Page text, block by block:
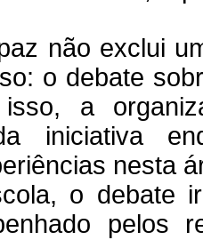
não exclui
o debate
a
iniciativa
nesta
o debate
pelos